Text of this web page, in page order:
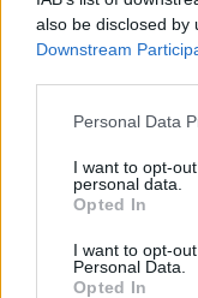
also be disclosed by
Downstream
Please note that
not limited to your
grant or deny
use your data for
consent section.
Personal Data
I want to opt-
personal data.
Opted In
I want to opt-
Personal Data.
Opted In
A korabeli
De az orosz
rálicitálni!